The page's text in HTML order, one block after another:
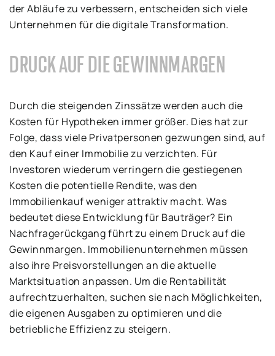
der Abläufe zu verbessern, entscheiden sich viele
Unternehmen für die digitale Transformation.
DRUCK AUF DIE GEWINNMARGEN
Durch die steigenden Zinssätze werden auch die
Kosten für Hypotheken immer größer. Dies hat zur
Folge, dass viele Privatpersonen gezwungen sind, auf
den Kauf einer Immobilie zu verzichten. Für
Investoren wiederum verringern die gestiegenen
Kosten die potentielle Rendite, was den
Immobilienkauf weniger attraktiv macht. Was
bedeutet diese Entwicklung für Bauträger? Ein
Nachfragerückgang führt zu einem Druck auf die
Gewinnmargen. Immobilienunternehmen müssen
also ihre Preisvorstellungen an die aktuelle
Marktsituation anpassen. Um die Rentabilität
aufrechtzuerhalten, suchen sie nach Möglichkeiten,
die eigenen Ausgaben zu optimieren und die
betriebliche Effizienz zu steigern.